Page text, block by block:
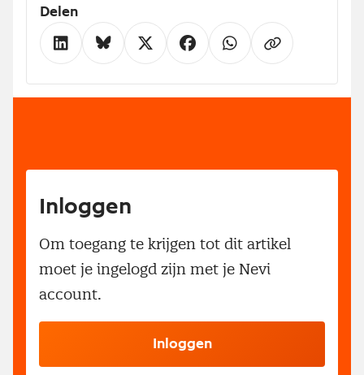
Delen
Inloggen
Om toegang te krijgen tot dit artikel
moet je ingelogd zijn met je Nevi
account.
Inloggen